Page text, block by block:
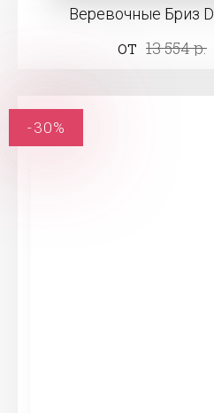
Веревочные Бриз
от 13 554 р.
-30%